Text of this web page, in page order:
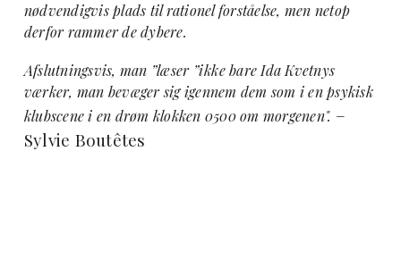
nødvendigvis plads til rationel forståelse, men netop
derfor rammer de dybere.
Afslutningsvis, man ”læser ”ikke bare Ida Kvetnys
værker, man bevæger sig igennem dem som i en psykisk
klubscene i en drøm klokken 0500 om morgenen". –
Sylvie Boutêtes